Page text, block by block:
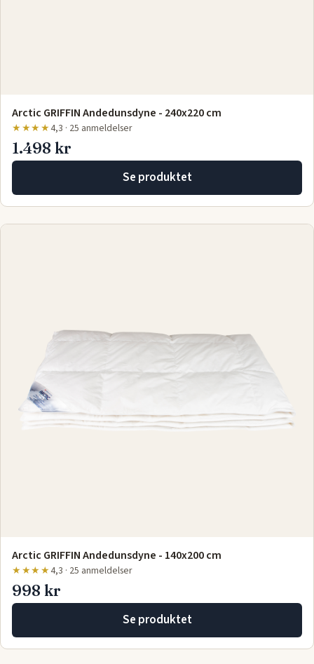
Arctic GRIFFIN Andedunsdyne - 240x220 cm
★★★★4,3 · 25 anmeldelser
1.498 kr
Se produktet
Arctic GRIFFIN Andedunsdyne - 140x200 cm
★★★★4,3 · 25 anmeldelser
998 kr
Se produktet